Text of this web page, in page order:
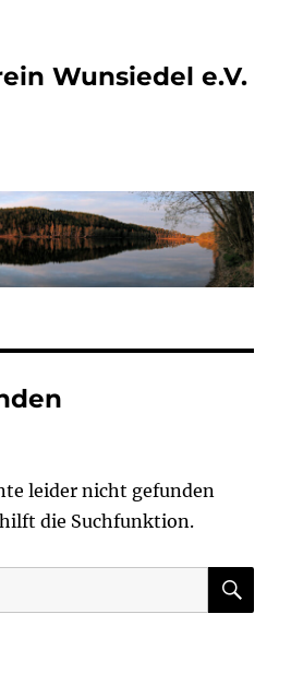
Wunsiedel e.V.
leider nicht gefunden
die Suchfunktion.